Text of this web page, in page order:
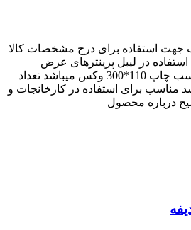
مناسب جهت استفاده برای درج مشخصات کالا
استفاده در لیبل پرینترهای عرض
11سانت میباشد ریبون مناسب چاپ 110*300 وکس میباشد تعداد
مناسب برای استفاده در کارخانجات و
درباره محصول